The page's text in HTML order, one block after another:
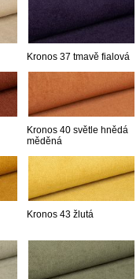
Kronos 37 tmavě fialová
Kronos 40 světle hnědá
měděná
Kronos 43 žlutá